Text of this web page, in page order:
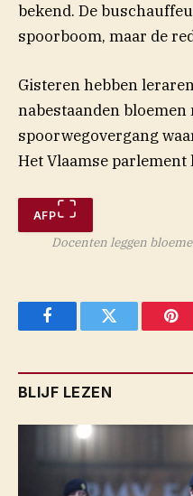
bekend. De
spoorboom, maar de
Gisteren hebben
nabestaanden bloemen
spoorwegovergang
Het Vlaamse
AFP
Docenten leggen
FacebookTwitter
BLIJF LEZEN